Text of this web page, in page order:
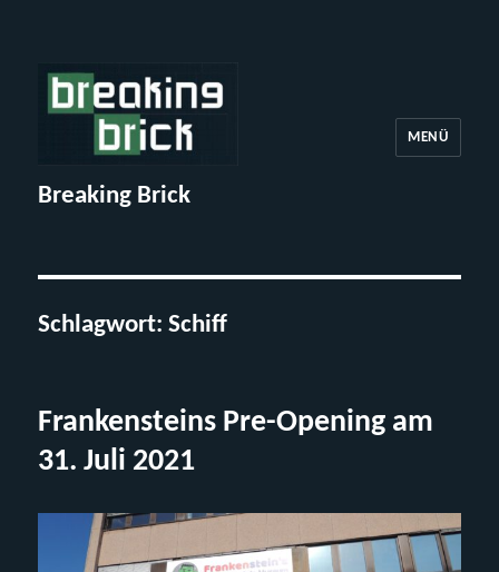
Breaking Brick
MENÜ
Schlagwort:Schiff
Frankensteins Pre-Opening am
31. Juli 2021